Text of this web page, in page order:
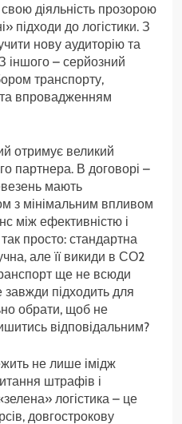
діяльність прозорою
підходи до логістики. З
нову аудиторію та
іншого – серйозний
транспорту,
впровадженням
отримує великий
партнера. В договорі –
мають
з мінімальним впливом
між ефективністю і
просто: стандартна
але її викиди в СО2
ще не всюди
завжди підходить для
обрати, щоб не
відповідальним?
не лише імідж
штрафів і
логістика – це
довгострокову